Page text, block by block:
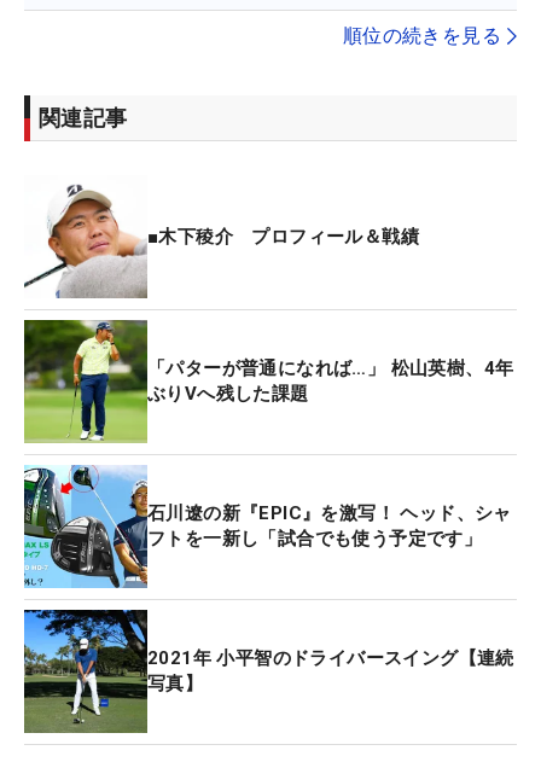
順位の続きを見る
関連記事
■木下稜介 プロフィール＆戦績
「パターが普通になれば…」 松山英樹、4年
ぶりVへ残した課題
石川遼の新『EPIC』を激写！ ヘッド、シャ
フトを一新し「試合でも使う予定です」
2021年 小平智のドライバースイング【連続
写真】